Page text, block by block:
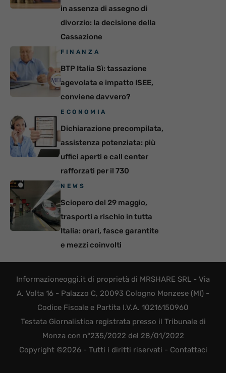
in assenza di assegno di
divorzio: la decisione della
Cassazione
FINANZA
BTP Italia Sì: tassazione
agevolata e impatto ISEE,
conviene davvero?
ECONOMIA
Dichiarazione precompilata,
assistenza potenziata: più
uffici aperti e call center
rafforzati per il 730
NEWS
Sciopero del 29 maggio,
trasporti a rischio in tutta
Italia: orari, fasce garantite
e mezzi coinvolti
Informazioneoggi.it di proprietà di MRSHARE SRL - Via
A. Volta 16 - Palazzo C, 20093 Cologno Monzese (MI) -
Codice Fiscale e Partita I.V.A. 10216150960
Testata Giornalistica registrata presso il Tribunale di
Monza con n°235/2022 del 28/01/2022
Copyright ©2026 - Tutti i diritti riservati - Contattaci